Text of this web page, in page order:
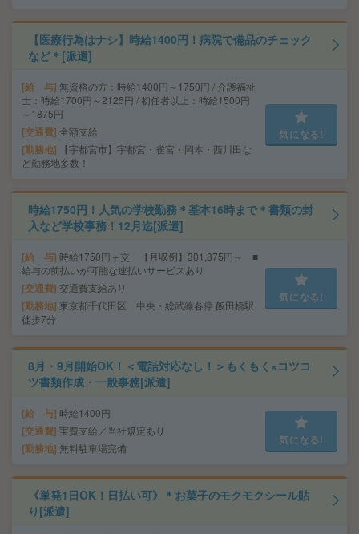
【医療行為はナシ】時給1400円！病院で備品のチェック
など＊[派遣]
給 与 無資格の方：時給1400円～1750円 / 介護福祉
士：時給1700円～2125円 / 初任者以上：時給1500円
～1875円
交通費 全額支給
勤務地
【宇都宮市】宇都宮・雀宮・岡本・西川田な
ど勤務地多数！
気になる!
時給1750円！人気の学校勤務＊基本16時まで＊書類の封
入など学校事務！12月迄[派遣]
給 与 時給1750円＋交 【月収例】301,875円～ ■
給与の前払いが可能な速払いサービスあり
交通費 交通費支給あり
勤務地 東京都千代田区 中央・総武線各停 飯田橋駅
徒歩7分
気になる!
8月・9月開始OK！＜電話対応なし！＞もくもく×コツコ
ツ書類作成・一般事務[派遣]
給 与 時給1400円
交通費 実費支給／当社規定あり
勤務地 無料駐車場完備
気になる!
《単発1日OK！日払い可》＊お菓子のモクモクシール貼
り[派遣]